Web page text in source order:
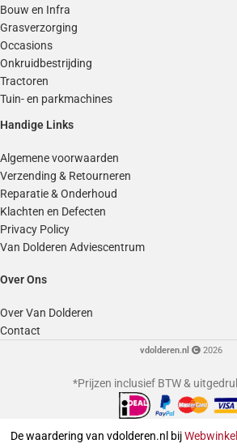
Bouw en Infra
Grasverzorging
Occasions
Onkruidbestrijding
Tractoren
Tuin- en parkmachines
Handige Links
Algemene voorwaarden
Verzending & Retourneren
Reparatie & Onderhoud
Klachten en Defecten
Privacy Policy
Van Dolderen Adviescentrum
Over Ons
Over Van Dolderen
Contact
vdolderen.nl 2026
*Prijzen inclusief BTW &
De waardering van vdolderen.nl bij